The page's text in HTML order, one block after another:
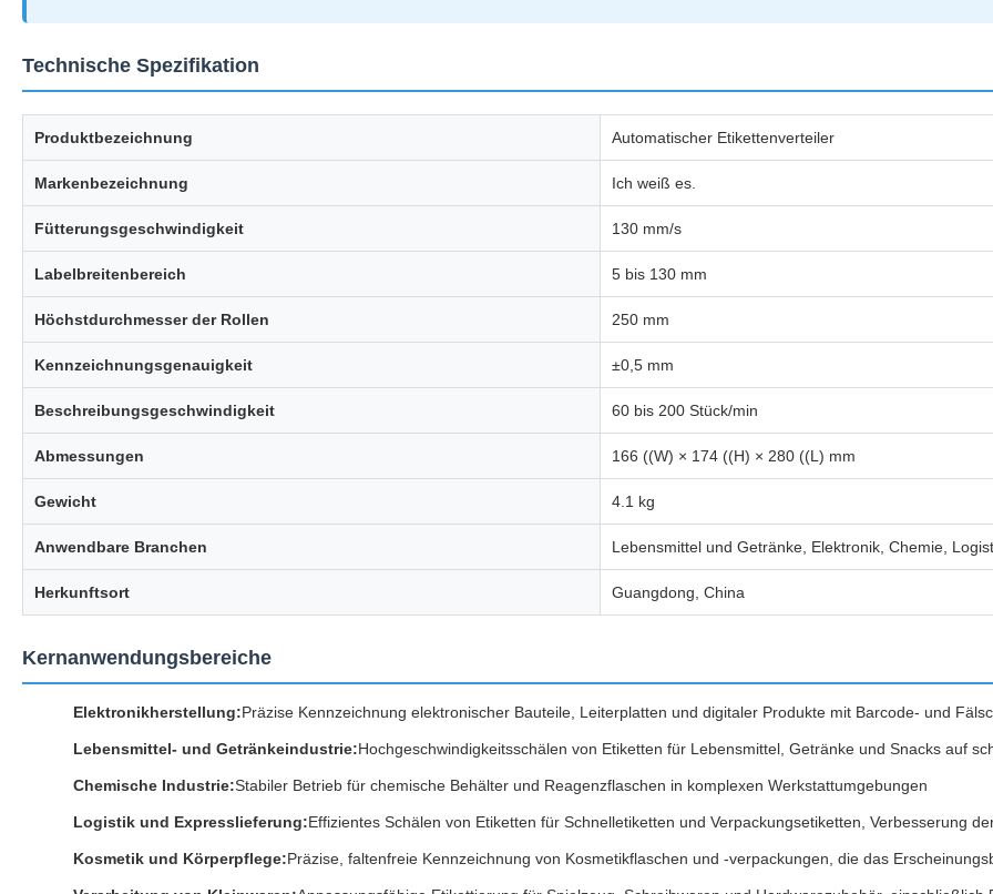
Technische Spezifikation
Produktbezeichnung Automatischer Etikettenverteiler
Markenbezeichnung Ich weiß es.
Fütterungsgeschwindigkeit 130 mm/s
Labelbreitenbereich 5 bis 130 mm
Höchstdurchmesser der Rollen 250 mm
Kennzeichnungsgenauigkeit ±0,5 mm
Beschreibungsgeschwindigkeit 60 bis 200 Stück/min
Abmessungen 166 ((W) × 174 ((H) × 280 ((L) mm
Gewicht 4.1 kg
Anwendbare Branchen Lebensmittel und Getränke, Elektronik, Chemie,
Herkunftsort Guangdong, China
Kernanwendungsbereiche
Elektronikherstellung:Präzise Kennzeichnung elektronischer Bauteile, Leiterplatten und digitaler Produkte mit Barcode- und
Lebensmittel- und Getränkeindustrie:Hochgeschwindigkeitsschälen von Etiketten für Lebensmittel, Getränke und Snacks auf
Chemische Industrie:Stabiler Betrieb für chemische Behälter und Reagenzflaschen in komplexen Werkstattumgebungen
Logistik und Expresslieferung:Effizientes Schälen von Etiketten für Schnelletiketten und Verpackungsetiketten, Verbesserung
Kosmetik und Körperpflege:Präzise, faltenfreie Kennzeichnung von Kosmetikflaschen und -verpackungen, die das